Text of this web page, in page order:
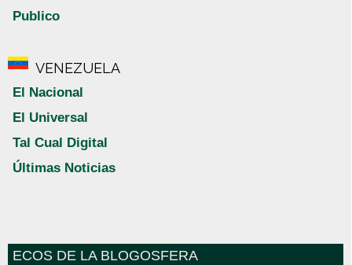
Publico
VENEZUELA
El Nacional
El Universal
Tal Cual Digital
Últimas Noticias
ECOS DE LA BLOGOSFERA